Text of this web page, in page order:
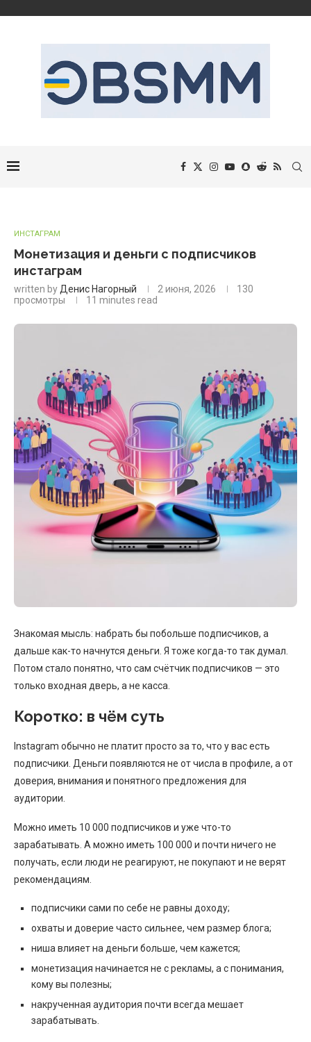
ИНСТАГРАМ
Монетизация и деньги с подписчиков
инстаграм
written by Денис Нагорный 2 июня, 2026
130
просмотры
11 minutes read
Знакомая мысль: набрать бы побольше подписчиков, а
дальше как-то начнутся деньги. Я тоже когда-то так думал.
Потом стало понятно, что сам счётчик подписчиков — это
только входная дверь, а не касса.
Коротко: в чём суть
Instagram обычно не платит просто за то, что у вас есть
подписчики. Деньги появляются не от числа в профиле, а от
доверия, внимания и понятного предложения для
аудитории.
Можно иметь 10 000 подписчиков и уже что-то
зарабатывать. А можно иметь 100 000 и почти ничего не
получать, если люди не реагируют, не покупают и не верят
рекомендациям.
подписчики сами по себе не равны доходу;
охваты и доверие часто сильнее, чем размер блога;
ниша влияет на деньги больше, чем кажется;
монетизация начинается не с рекламы, а с понимания,
кому вы полезны;
накрученная аудитория почти всегда мешает
зарабатывать.